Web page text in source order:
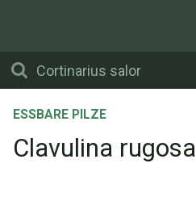
ESSBARE PILZE
Clavulina rugosa